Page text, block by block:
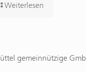
Weiterlesen
gemeinnützige